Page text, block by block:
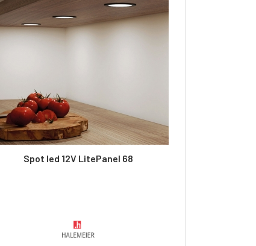
Spot led 12V LitePanel 68